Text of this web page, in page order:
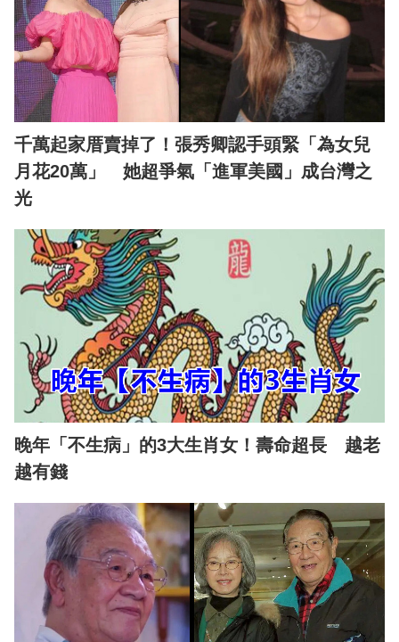
千萬起家厝賣掉了！張秀卿認手頭緊「為女兒
月花20萬」 她超爭氣「進軍美國」成台灣之
光
晚年「不生病」的3大生肖女！壽命超長 越老
越有錢